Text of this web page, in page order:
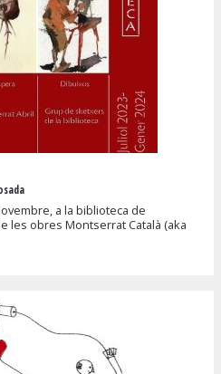
a la biblioteca de
les obres Montserrat Català (aka